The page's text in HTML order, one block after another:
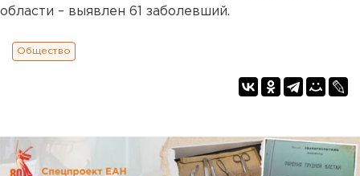
области – выявлен 61 заболевший.
Общество